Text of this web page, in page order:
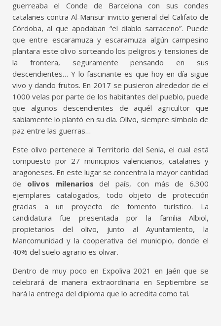
guerreaba el Conde de Barcelona con sus condes
catalanes contra Al-Mansur invicto general del Califato de
Córdoba, al que apodaban “el diablo sarraceno”. Puede
que entre escaramuza y escaramuza algún campesino
plantara este olivo sorteando los peligros y tensiones de
la frontera, seguramente pensando en sus
descendientes… Y lo fascinante es que hoy en día sigue
vivo y dando frutos. En 2017 se pusieron alrededor de el
1000 velas por parte de los habitantes del pueblo, puede
que algunos descendientes de aquél agricultor que
sabiamente lo plantó en su día. Olivo, siempre símbolo de
paz entre las guerras…
Este olivo pertenece al Territorio del Senia, el cual está
compuesto por 27 municipios valencianos, catalanes y
aragoneses. En este lugar se concentra la mayor cantidad
de olivos milenarios del país, con más de 6.300
ejemplares catalogados, todo objeto de protección
gracias a un proyecto de fomento turístico. La
candidatura fue presentada por la familia Albiol,
propietarios del olivo, junto al Ayuntamiento, la
Mancomunidad y la cooperativa del municipio, donde el
40% del suelo agrario es olivar.
Dentro de muy poco en Expoliva 2021 en Jaén que se
celebrará de manera extraordinaria en Septiembre se
hará la entrega del diploma que lo acredita como tal.